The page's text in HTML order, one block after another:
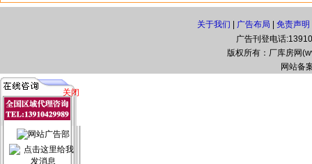
关于我们 广告布局 免责声明
广告刊登电话
版权所有：厂库房网
网站备
关闭